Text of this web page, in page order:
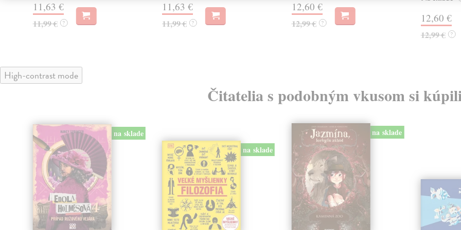
11,63 €
11,99 € ?
11,63 €
11,99 € ?
12,60 €
12,99 € ? 12,60 €
12,99 € ?
High-contrast mode
Čitatelia s podobným vkusom si
na sklade
na sklade
na sklade